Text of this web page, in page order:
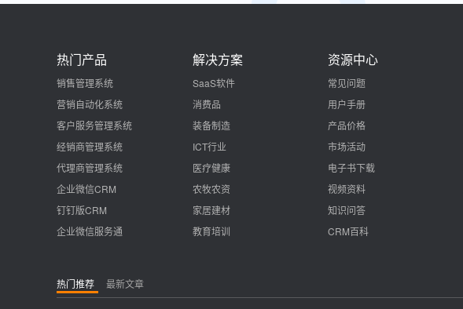
热门产品
销售管理系统
营销自动化系统
客户服务管理系统
经销商管理系统
代理商管理系统
企业微信CRM
钉钉版CRM
企业微信服务通
解决方案
SaaS软件
消费品
装备制造
ICT行业
医疗健康
农牧农资
家居建材
教育培训
资源中心
常见问题
用户手册
产品价格
市场活动
电子书下载
视频资料
知识问答
CRM百科
热门推荐 最新文章